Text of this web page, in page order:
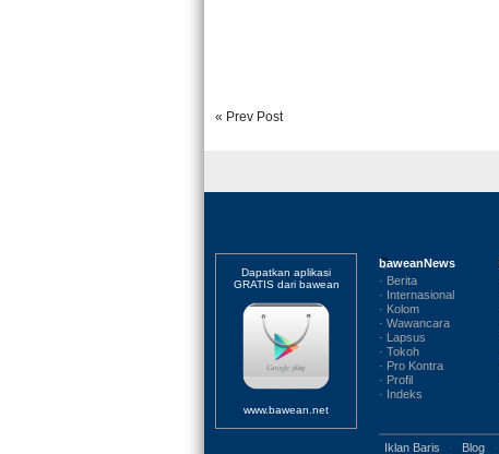
« Prev Post
Dapatkan aplikasi
GRATIS dari bawean
www.bawean.net
baweanNews
· Berita
· Internasional
· Kolom
· Wawancara
· Lapsus
· Tokoh
· Pro Kontra
· Profil
· Indeks
Iklan Baris · Blog ·